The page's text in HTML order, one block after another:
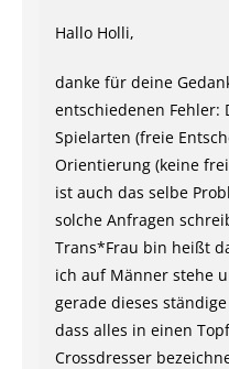
Hallo Holli,
danke für deine
entschiedenen Fehler:
Spielarten (freie
Orientierung (keine
ist auch das selbe
solche Anfragen
Trans*Frau bin heißt
ich auf Männer stehe
gerade dieses
dass alles in einen
Crossdresser